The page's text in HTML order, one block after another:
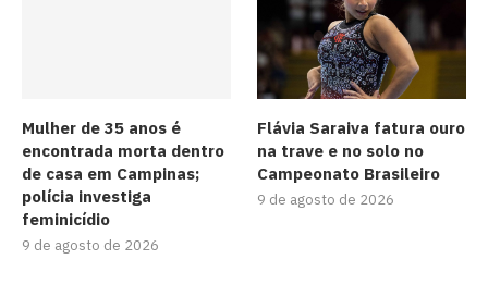
Mulher de 35 anos é
encontrada morta dentro
de casa em Campinas;
polícia investiga
feminicídio
9 de agosto de 2026
Flávia Saraiva fatura ouro
na trave e no solo no
Campeonato Brasileiro
9 de agosto de 2026